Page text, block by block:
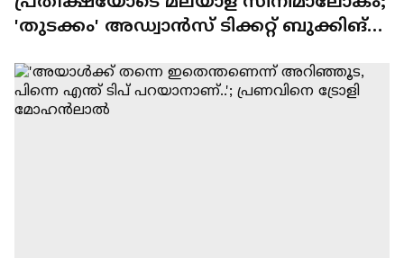
'തുടക്കം' അഡ്വാൻസ് ടിക്കറ്റ് ബുക്കിങ്